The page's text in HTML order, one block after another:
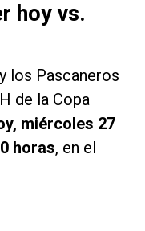
hoy vs.
los Pascaneros
de la Copa
miércoles 27
horas, en el